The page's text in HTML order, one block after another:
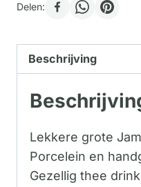
Delen:
Beschrijving
Lekkere grote
Porcelein en
Gezellig thee